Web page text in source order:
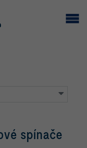
spínače